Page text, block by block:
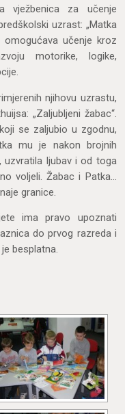
vježbenica za učenje
uzrast: „Matka
učenje kroz
motorike, logike,
njihovu uzrastu,
„Zaljubljeni žabac“.
se zaljubio u zgodnu,
mu je nakon brojnih
uzvratila ljubav i od toga
voljeli. Žabac i Patka…
granice.
ima pravo upoznati
do prvog razreda i
besplatna.